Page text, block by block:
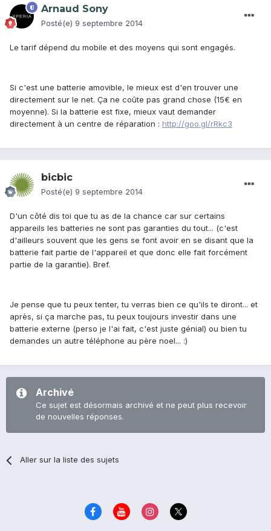
Arnaud Sony
Posté(e) 9 septembre 2014
Le tarif dépend du mobile et des moyens qui sont engagés.
Si c'est une batterie amovible, le mieux est d'en trouver une
directement sur le net. Ça ne coûte pas grand chose (15€ en
moyenne). Si la batterie est fixe, mieux vaut demander
directement à un centre de réparation : http://goo.gl/rRkc3
bicbic
Posté(e) 9 septembre 2014
D'un côté dis toi que tu as de la chance car sur certains
appareils les batteries ne sont pas garanties du tout... (c'est
d'ailleurs souvent que les gens se font avoir en se disant que la
batterie fait partie de l'appareil et que donc elle fait forcément
partie de la garantie). Bref.
Je pense que tu peux tenter, tu verras bien ce qu'ils te diront... et
après, si ça marche pas, tu peux toujours investir dans une
batterie externe (perso je l'ai fait, c'est juste génial) ou bien tu
demandes un autre téléphone au père noel... :)
Archivé
Ce sujet est désormais archivé et ne peut plus recevoir
de nouvelles réponses.
Aller sur la liste des sujets